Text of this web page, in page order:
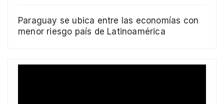
Paraguay se ubica entre las economías con
menor riesgo país de Latinoamérica